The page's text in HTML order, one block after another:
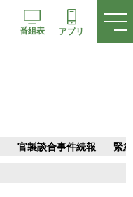
番組表 アプリ
官製談合事件続報 緊